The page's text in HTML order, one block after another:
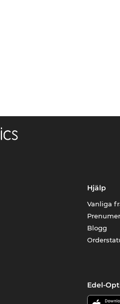
Hjälp
Vanliga
Blogg
Edel-